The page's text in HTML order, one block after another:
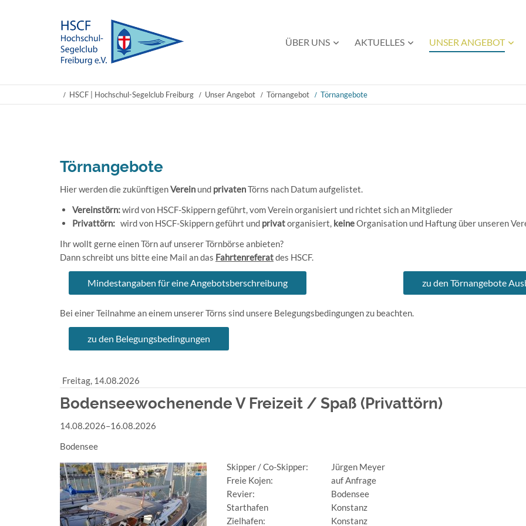
Navigation
ÜBER UNS AKTUELLES UNSER ANGEBOT
HSCF | Hochschul-Segelclub Freiburg Unser Angebot Törnangebot Törnangebote
Törnangebote
Hier werden diezukünftigenVerein und privatenTörns nach Datum aufgelistet.
Vereinstörn:wird von HSCF-Skippern geführt, vom Verein organisiert und richtet sich an Mitglieder
Privattörn: wird von HSCF-Skippern geführt und privatorganisiert, keineOrganisation und Haftung über unseren
Ihr wollt gerne einen Törn auf unserer Törnbörse anbieten?
Dann schreibt uns bitte eine Mail an das Fahrtenreferatdes HSCF.
Mindestangaben für eine Angebotsberschreibung zu den Törnangebote
Bei einer Teilnahme an einem unserer Törns sind unsere Belegungsbedingungen zu beachten.
zu den Belegungsbedingungen
Freitag, 14.08.2026
Bodenseewochenende V Freizeit / Spaß (Privattörn)
14.08.2026–16.08.2026
Bodensee
Skipper / Co-Skipper:
Jürgen Meyer
Freie Kojen:
auf Anfrage
Revier:
Bodensee
Starthafen
Konstanz
Zielhafen:
Konstanz